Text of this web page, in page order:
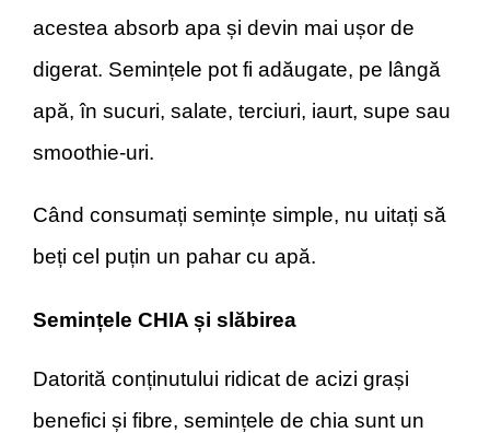
acestea absorb apa și devin mai ușor de
digerat. Semințele pot fi adăugate, pe lângă
apă, în sucuri, salate, terciuri, iaurt, supe sau
smoothie-uri.
Când consumați semințe simple, nu uitați să
beți cel puțin un pahar cu apă.
Semințele CHIA și slăbirea
Datorită conținutului ridicat de acizi grași
benefici și fibre, semințele de chia sunt un